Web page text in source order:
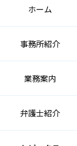
ホーム
事務所紹介
業務案内
弁護士紹介